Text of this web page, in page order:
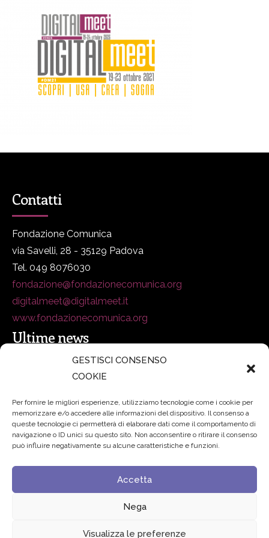
GESTISCI CONSENSO
COOKIE
Per fornire le migliori esperienze, utilizziamo tecnologie come i cookie per
memorizzare e/o accedere alle informazioni del dispositivo. Il consenso a
queste tecnologie ci permetterà di elaborare dati come il comportamento di
navigazione o ID unici su questo sito. Non acconsentire o ritirare il consenso
può influire negativamente su alcune caratteristiche e funzioni.
Accetta
Nega
Visualizza le preferenze
Contatti
Fondazione Comunica
via Savelli, 28 - 35129 Padova
Tel. 049 8076030
fondazione@fondazionecomunica.org
digitalmeet@digitalmeet.it
www.fondazionecomunica.org
Ultime news
secsolutionforum 2026: è Bologna la nuova capitale
Padre Benanti: «Intelligenza artificiale? Contro i nuovi
algoritmi del potere serve una governance condivisa»
Edvance – Digital Education Hub Higher Education